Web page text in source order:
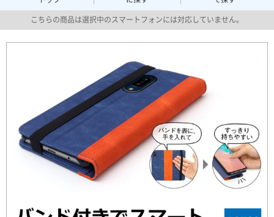
こちらの商品は選択中のスマートフォンには対応していません。